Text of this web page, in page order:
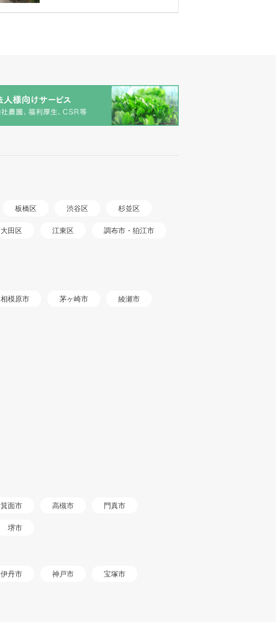
板橋区 渋谷区 杉並区
大田区 江東区 調布市・狛江市
相模原市 茅ヶ崎市 綾瀬市
箕面市 高槻市 門真市
堺市
伊丹市 神戸市 宝塚市